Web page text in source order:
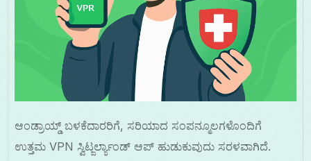
ಆಂಡ್ರಾಯ್ಡ್ ಬಳಕೆದಾರರಿಗೆ, ಸರಿಯಾದ ಸಂಪನ್ಮೂಲಗಳೊಂದಿಗೆ
ಉತ್ತಮ VPN ಸ್ವಿಟ್ಜರ್ಲ್ಯಾಂಡ್ ಆಪ್ ಹುಡುಕುವುದು ಸರಳವಾಗಿದೆ.